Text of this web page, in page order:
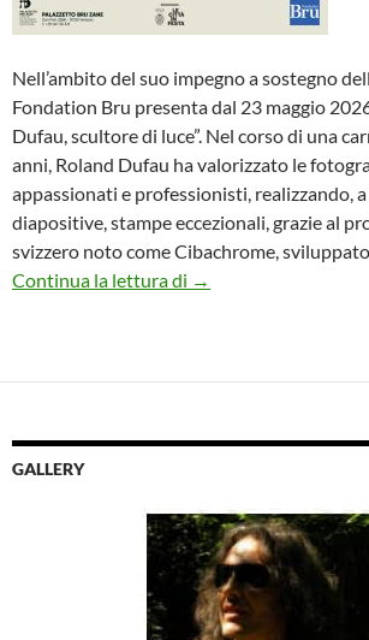
Nell’ambito del suo impegno a sostegno
Fondation Bru presenta dal 23 maggio
Dufau, scultore di luce”. Nel corso di una
anni, Roland Dufau ha valorizzato le
appassionati e professionisti, realizzando,
diapositive, stampe eccezionali, grazie al
svizzero noto come Cibachrome,
Continua la lettura di Mostra ROLAND
→
GALLERY